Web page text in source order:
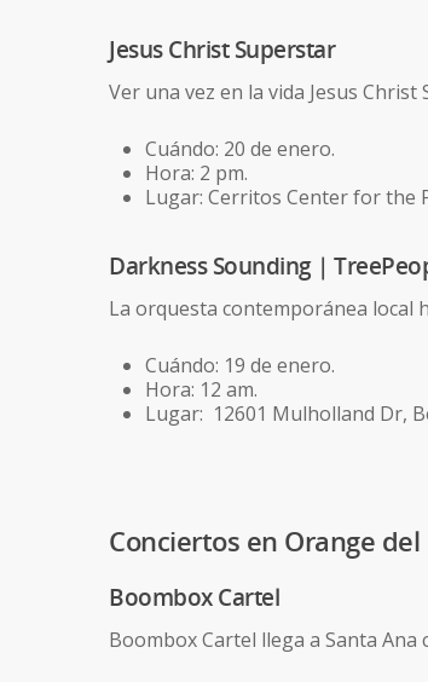
Jesus Christ Superstar
Ver una vez en la vida Jesus
Cuándo: 20 de enero.
Hora: 2 pm.
Lugar: Cerritos Center for the
Darkness Sounding |
La orquesta contemporánea local
Cuándo: 19 de enero.
Hora: 12 am.
Lugar: 12601 Mulholland Dr,
Conciertos en Orange
Boombox Cartel
Boombox Cartel llega a Santa